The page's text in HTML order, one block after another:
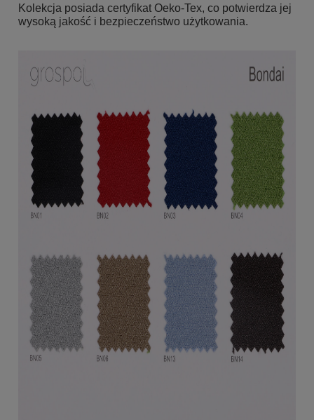
Kolekcja posiada certyfikat Oeko-Tex, co potwierdza jej
wysoką jakość i bezpieczeństwo użytkowania.